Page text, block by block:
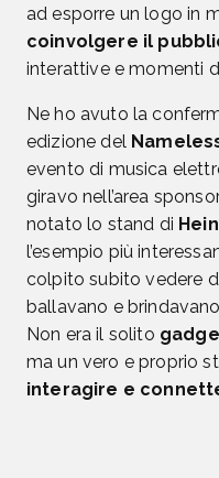
ad esporre un logo in
coinvolgere il
interattive e momenti
Ne ho avuto la
edizione del
evento di musica
giravo nell’area
notato lo stand di
l’esempio più
colpito subito vedere
ballavano e
Non era il solito
ma un vero e proprio
interagire e